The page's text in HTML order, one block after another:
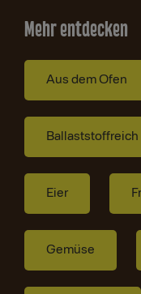
Mehr entdecken
Aus dem Ofen
Ballaststoffreich
Eier
Gemüse